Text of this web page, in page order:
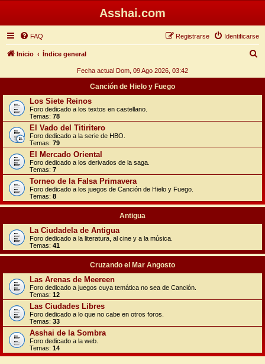
Asshai.com
FAQ Identificarse
Registrarse
Inicio Índice general
c
Fecha actual Dom, 09 Ago 2026, 03:42
Canción de Hielo y Fuego
Los Siete Reinos
Foro dedicado a los textos en castellano.
Temas: 78
El Vado del Titiritero
Foro dedicado a la serie de HBO.
Temas: 79
El Mercado Oriental
Foro dedicado a los derivados de la saga.
Temas: 7
Torneo de la Falsa Primavera
Foro dedicado a los juegos de Canción de Hielo y Fuego.
Temas: 8
Antigua
La Ciudadela de Antigua
Foro dedicado a la literatura, al cine y a la música.
Temas: 41
Cruzando el Mar Angosto
Las Arenas de Meereen
Foro dedicado a juegos cuya temática no sea de Canción.
Temas: 12
Las Ciudades Libres
Foro dedicado a lo que no cabe en otros foros.
Temas: 33
Asshai de la Sombra
Foro dedicado a la web.
Temas: 14